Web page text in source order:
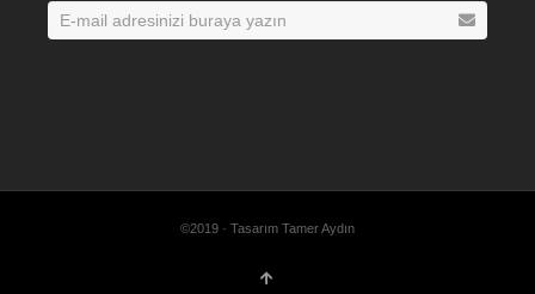
©2019 · Tasarım Tamer Aydın